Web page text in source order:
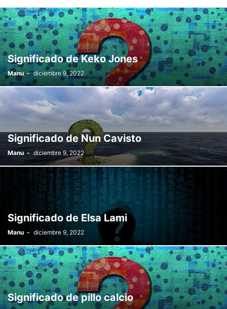
Significado de Keko Jones
Manu - diciembre 9, 2022
Significado de Nun Cavisto
Manu - diciembre 9, 2022
Significado de Elsa Lami
Manu - diciembre 9, 2022
Significado de pillo calcio